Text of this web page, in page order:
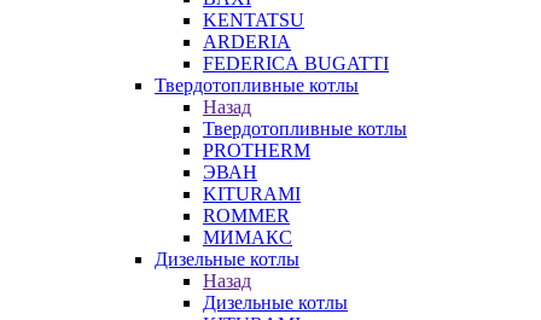
KENTATSU
ARDERIA
FEDERICА BUGATTI
Твердотопливные котлы
Назад
Твердотопливные котлы
PROTHERM
ЭВАН
KITURAMI
ROMMER
МИМАКС
Дизельные котлы
Назад
Дизельные котлы